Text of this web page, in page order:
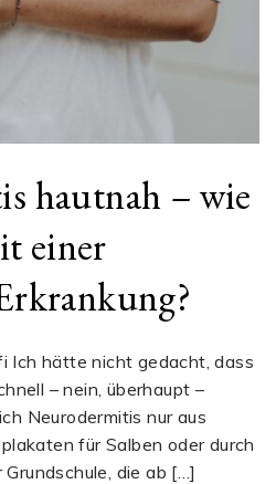
hautnah – wie
einer
Ich hätte nicht gedacht, dass
– nein, überhaupt –
Neurodermitis nur aus
für Salben oder durch
die ab […]